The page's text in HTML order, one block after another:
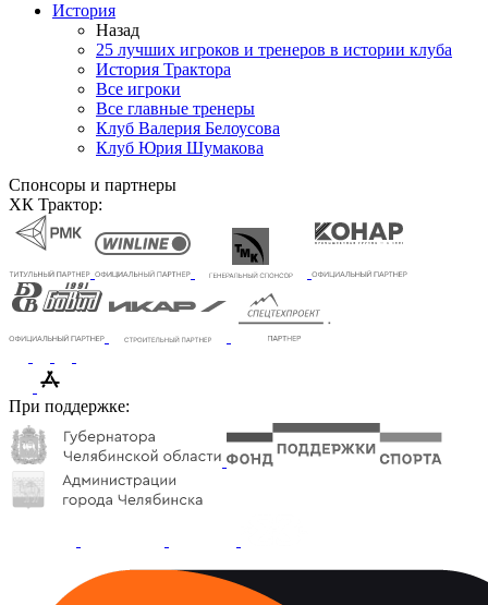
История
Назад
25 лучших игроков и тренеров в истории клуба
История Трактора
Все игроки
Все главные тренеры
Клуб Валерия Белоусова
Клуб Юрия Шумакова
Спонсоры и партнеры
ХК Трактор:
При поддержке: